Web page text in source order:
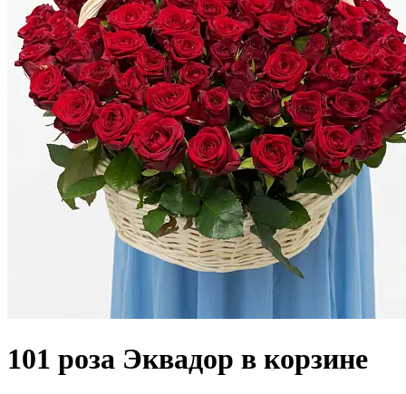
101 роза Эквадор в корзине